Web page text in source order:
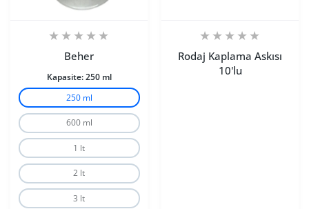
Beher
Kapasite:250 ml
250 ml
600 ml
1 lt
2 lt
3 lt
Rodaj Kaplama Askısı
10'lu